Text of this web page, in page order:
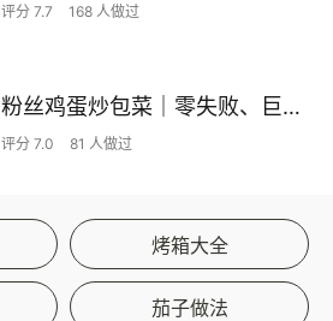
评分 7.7 168 人做过
粉丝鸡蛋炒包菜｜零失败、巨下饭
评分 7.0 81 人做过
烤箱大全
茄子做法